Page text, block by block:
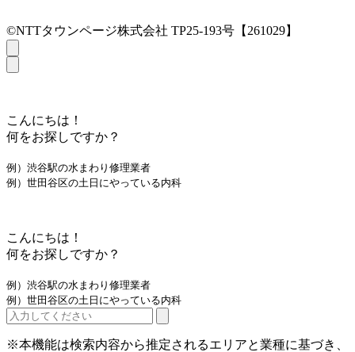
©NTTタウンページ株式会社 TP25-193号【261029】
こんにちは！
何をお探しですか？
例）渋谷駅の水まわり修理業者
例）世田谷区の土日にやっている内科
こんにちは！
何をお探しですか？
例）渋谷駅の水まわり修理業者
例）世田谷区の土日にやっている内科
※本機能は検索内容から推定されるエリアと業種に基づき、